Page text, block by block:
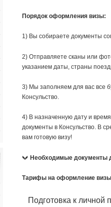
Порядок оформления визы:
1) Вы собираете документы
2) Отправляете сканы или
указанием даты, страны
3) Мы заполняем для вас все
Консульство.
4) В назначенную дату и
документы в Консульство. В
вам готовую визу!
Необходимые документы
Тарифы на оформление
Подготовка к личной